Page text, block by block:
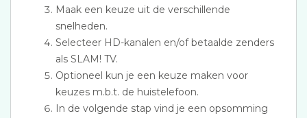
Maak een keuze uit de verschillende
snelheden.
Selecteer HD-kanalen en/of betaalde zenders
als SLAM! TV.
Optioneel kun je een keuze maken voor
keuzes m.b.t. de huistelefoon.
In de volgende stap vind je een opsomming